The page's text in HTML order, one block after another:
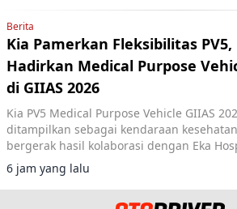
Berita
Kia Pamerkan Fleksibilitas PV5,
Hadirkan Medical Purpose
di GIIAS 2026
Kia PV5 Medical Purpose Vehicle GIIAS
ditampilkan sebagai kendaraan kesehatan
bergerak hasil kolaborasi dengan Eka
dan mitra lainnya.
6 jam yang lalu